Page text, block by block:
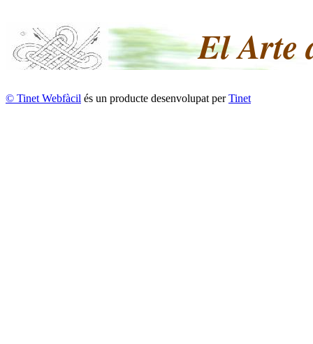
El Arte
© Tinet Webfàcil és un producte desenvolupat perTinet